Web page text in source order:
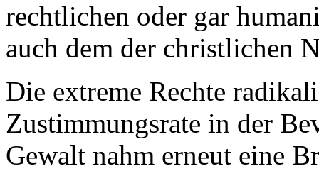
rechtlichen oder gar
auch dem der christlichen
Die extreme Rechte
Zustimmungsrate in der
Gewalt nahm erneut eine